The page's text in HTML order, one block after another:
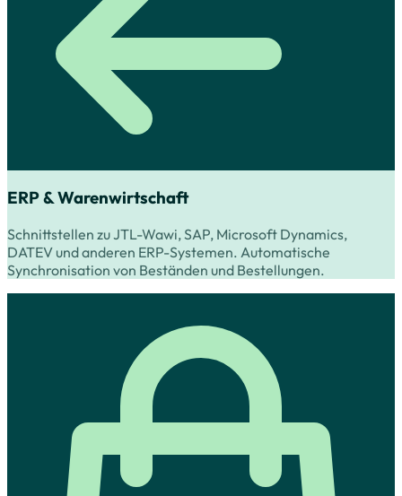
ERP & Warenwirtschaft
Schnittstellen zu JTL-Wawi, SAP, Microsoft Dynamics,
DATEV und anderen ERP-Systemen. Automatische
Synchronisation von Beständen und Bestellungen.